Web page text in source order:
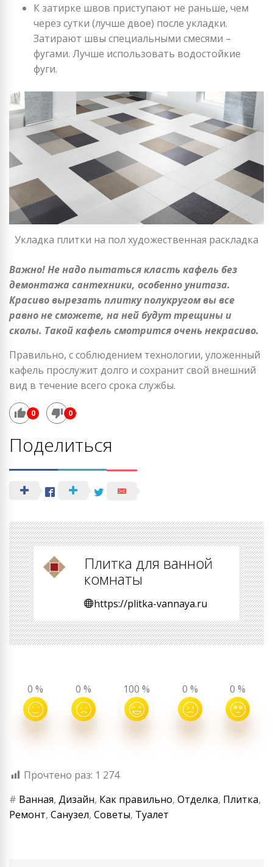
К затирке швов приступают не раньше, чем
через сутки (лучше двое) после укладки.
Затирают швы специальными смесями –
фугами. Лучше использовать водостойкие
фуги.
Укладка плитки на пол художественная раскладка
Важно! Не надо пытаться класть кафель без
демонтажа сантехники, особенно унитаза.
Красиво вырезать плитку полукругом вы все
равно не сможете, на ней будут трещины и
сколы. Такой кафель смотрится очень некрасиво.
Правильно, с соблюдением технологии, уложенный
кафель прослужит долго и сохранит свой внешний
вид в течение всего срока службы.
0 0
Поделиться
Плитка для ванной
комнаты
https://plitka-vannaya.ru
0 % 0 % 100 % 0 % 0 %
Прочтено раз: 1 274
# Ванная, Дизайн, Как правильно, Отделка, Плитка,
Ремонт, Санузел, Советы, Туалет